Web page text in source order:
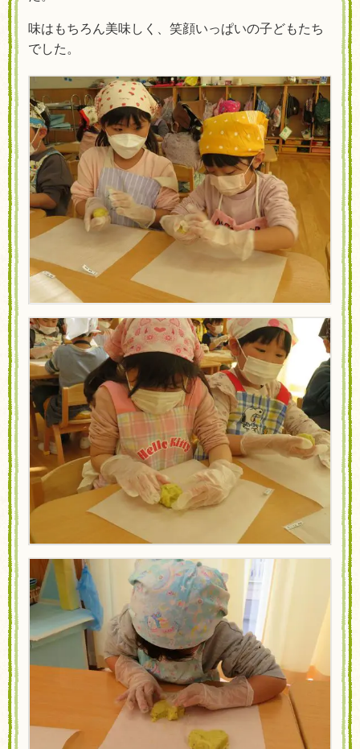
味はもちろん美味しく、笑顔いっぱいの子どもたち
でした。